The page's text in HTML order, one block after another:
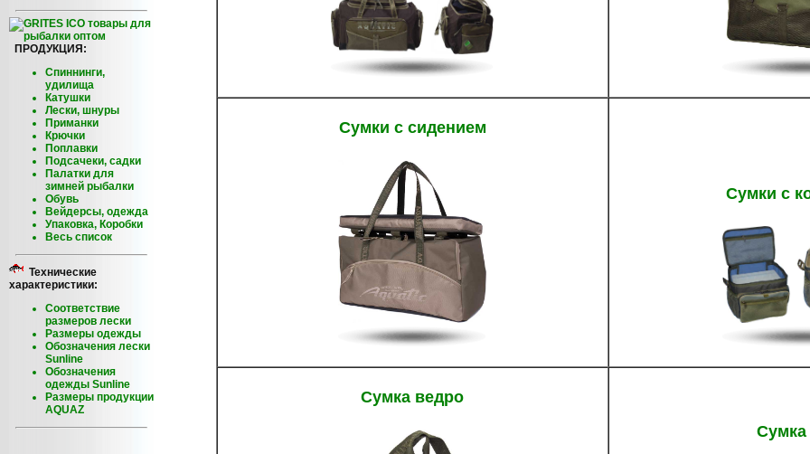
ПРОДУКЦИЯ:
Спиннинги,
удилища
Катушки
Лески, шнуры
Приманки
Крючки
Поплавки
Подсачеки, садки
Палатки для
зимней рыбалки
Обувь
Вейдерсы, одежда
Упаковка, Коробки
Весь список
Технические
характеристики:
Соответствие
размеров лески
Размеры одежды
Обозначения лески
Sunline
Обозначения
одежды Sunline
Размеры продукции
AQUAZ
Сумки с сидением
Сумки с
Сумка ведро
Сумка